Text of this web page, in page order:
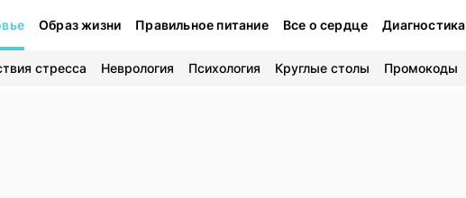
Образ жизни Правильное питание Все о сердце Диагностика
стресса Неврология Психология Круглые столы Промокоды